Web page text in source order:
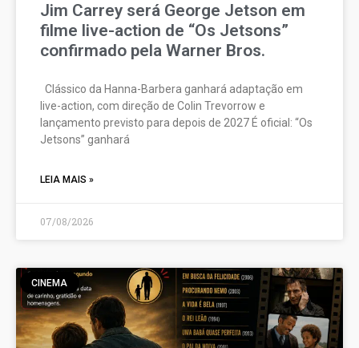
Jim Carrey será George Jetson em
filme live-action de “Os Jetsons”
confirmado pela Warner Bros.
Clássico da Hanna-Barbera ganhará adaptação em
live-action, com direção de Colin Trevorrow e
lançamento previsto para depois de 2027 É oficial: “Os
Jetsons” ganhará
LEIA MAIS »
07/08/2026
CINEMA